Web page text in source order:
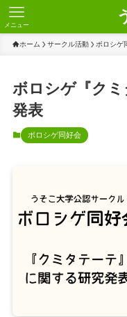
メニュー
ホーム サークル活動 ボロシゲ
ボロシゲ『ク
発表
ボロシゲ同好会